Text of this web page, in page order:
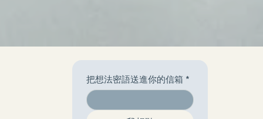
把想法密語送進你的信箱 *